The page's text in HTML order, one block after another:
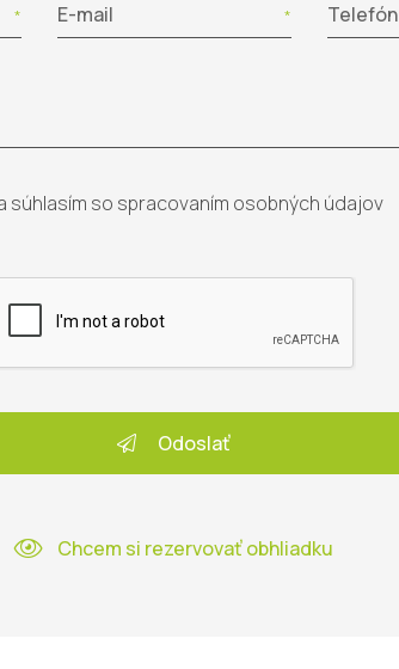
E-mail Telefón
súhlasím so spracovaním osobných údajov
Odoslať
Chcem si rezervovať obhliadku